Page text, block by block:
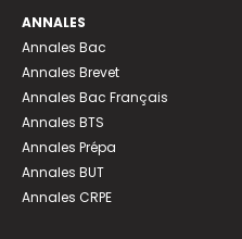
ANNALES
Annales Bac
Annales Brevet
Annales Bac Français
Annales BTS
Annales Prépa
Annales BUT
Annales CRPE